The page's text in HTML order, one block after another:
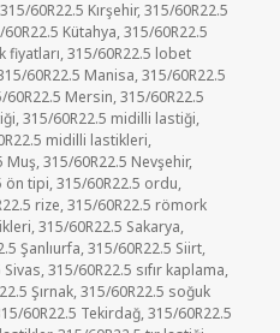
,315/60R22.5 Kırşehir,315/60R22.5
Kütahya ,315/60R22.5
fiyatları ,315/60R22.5 lobet
60R22.5 Manisa ,315/60R22.5
60R22.5 Mersin ,315/60R22.5
,315/60R22.5 midilli lastiği
midilli lastikleri
Muş ,315/60R22.5 Nevşehir,
ön tipi ,315/60R22.5 ordu
rize ,315/60R22.5 römork
,315/60R22.5 Sakarya
Şanlıurfa ,315/60R22.5 Siirt
Sivas ,315/60R22.5 sıfır kaplama
Şırnak ,315/60R22.5 soğuk
60R22.5 Tekirdağ ,315/60R22.5